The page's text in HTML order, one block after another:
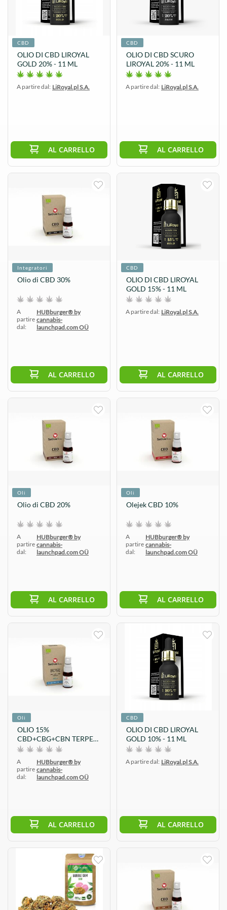
CBD
OLIO DI CBD LIROYAL
GOLD 20% - 11 ML
A partire dal: LiRoyal.pl S.A.
AL CARRELLO
CBD
OLIO DI CBD SCURO
LIROYAL 20% - 11 ML
A partire dal: LiRoyal.pl S.A.
AL CARRELLO
Integratori
Olio di CBD 30%
A
partire
dal:
HUBburger® by
cannabis-
launchpad.com OÜ
AL CARRELLO
CBD
OLIO DI CBD LIROYAL
GOLD 15% - 11 ML
A partire dal: LiRoyal.pl S.A.
AL CARRELLO
Oli
Olio di CBD 20%
A
partire
dal:
HUBburger® by
cannabis-
launchpad.com OÜ
AL CARRELLO
Oli
Olejek CBD 10%
A
partire
dal:
HUBburger® by
cannabis-
launchpad.com OÜ
AL CARRELLO
Oli
OLIO 15%
CBD+CBG+CBN TERPENI
0% THC
A
partire
dal:
HUBburger® by
cannabis-
launchpad.com OÜ
AL CARRELLO
CBD
OLIO DI CBD LIROYAL
GOLD 10% - 11 ML
A partire dal: LiRoyal.pl S.A.
AL CARRELLO